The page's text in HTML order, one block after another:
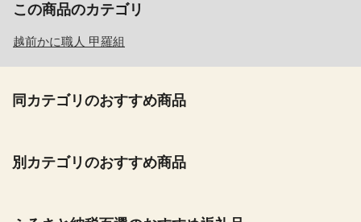
この商品のカテゴリ
越前かに職人 甲羅組
同カテゴリのおすすめ商品
別カテゴリのおすすめ商品